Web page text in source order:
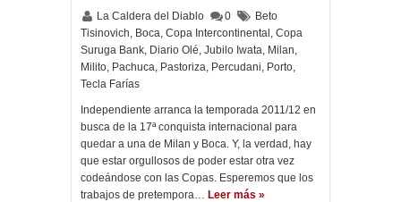
La Caldera del Diablo 0
Beto
Tisinovich, Boca, Copa Intercontinental , Copa
Suruga Bank, Diario Olé, Jubilo Iwata, Milan,
Milito, Pachuca, Pastoriza, Percudani, Porto,
Tecla Farías
Independiente arranca la temporada 2011/12 en
busca de la 17ª conquista internacional para
quedar a una de Milan y Boca. Y, la verdad, hay
que estar orgullosos de poder estar otra vez
codeándose con las Copas. Esperemos que los
trabajos de pretempora… Leer más »